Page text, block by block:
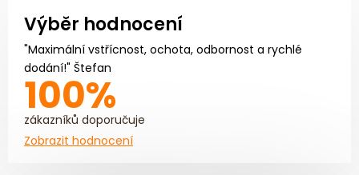
Výběr hodnocení
"Maximální vstřícnost, ochota, odbornost a rychlé
dodání!" Štefan
100%
zákazníků doporučuje
Zobrazit hodnocení